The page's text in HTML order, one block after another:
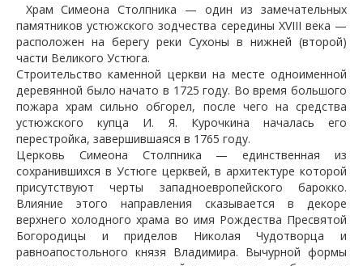
Храм Симеона Столпника — один из замечательных
памятников устюжского зодчества середины XVIII века —
расположен на берегу реки Сухоны в нижней (второй)
части Великого Устюга.
Строительство каменной церкви на месте одноименной
деревянной было начато в 1725 году. Во время большого
пожара храм сильно обгорел, после чего на средства
устюжского купца И. Я. Курочкина началась его
перестройка, завершившаяся в 1765 году.
Церковь Симеона Столпника — единственная из
сохранившихся в Устюге церквей, в архитектуре которой
присутствуют черты западноевропейского барокко.
Влияние этого направления сказывается в декоре
верхнего холодного храма во имя Рождества Пресвятой
Богородицы и приделов Николая Чудотворца и
равноапостольного князя Владимира. Вычурной формы